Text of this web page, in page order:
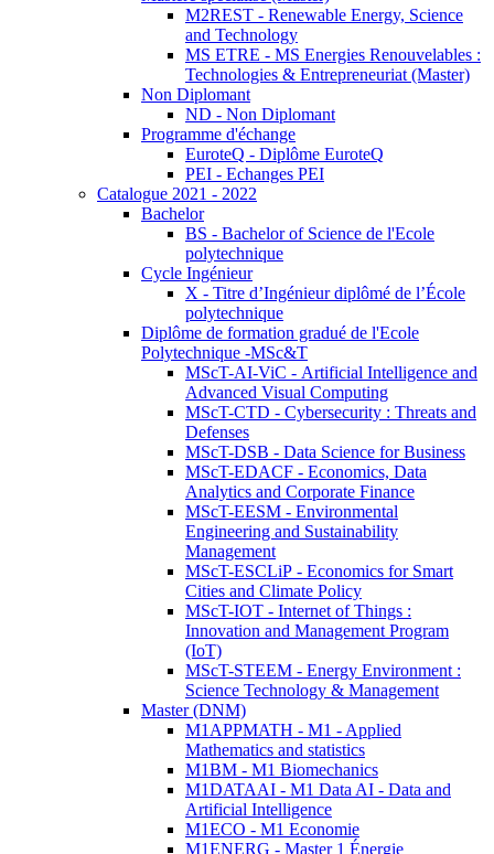
M2REST - Renewable Energy, Science
and Technology
MS ETRE - MS Energies Renouvelables :
Technologies & Entrepreneuriat (Master)
Non Diplomant
ND - Non Diplomant
Programme d'échange
EuroteQ - Diplôme EuroteQ
PEI - Echanges PEI
Catalogue 2021 - 2022
Bachelor
BS - Bachelor of Science de l'Ecole
polytechnique
Cycle Ingénieur
X - Titre d’Ingénieur diplômé de l’École
polytechnique
Diplôme de formation gradué de l'Ecole
Polytechnique -MSc&T
MScT-AI-ViC - Artificial Intelligence and
Advanced Visual Computing
MScT-CTD - Cybersecurity : Threats and
Defenses
MScT-DSB - Data Science for Business
MScT-EDACF - Economics, Data
Analytics and Corporate Finance
MScT-EESM - Environmental
Engineering and Sustainability
Management
MScT-ESCLiP - Economics for Smart
Cities and Climate Policy
MScT-IOT - Internet of Things :
Innovation and Management Program
(IoT)
MScT-STEEM - Energy Environment :
Science Technology & Management
Master (DNM)
M1APPMATH - M1 - Applied
Mathematics and statistics
M1BM - M1 Biomechanics
M1DATAAI - M1 Data AI - Data and
Artificial Intelligence
M1ECO - M1 Economie
M1ENERG - Master 1 Énergie